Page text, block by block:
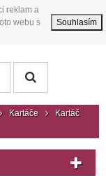
reklam a
webu s
Souhlasím
Kartáče
Kartáč